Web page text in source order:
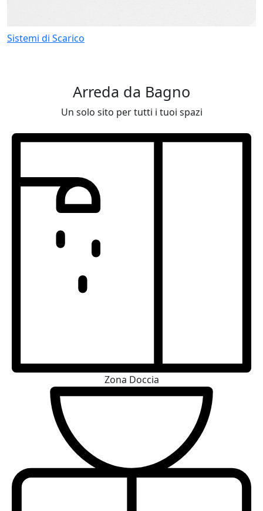
Sistemi di Scarico
Arreda da Bagno
Un solo sito per tutti i tuoi spazi
Zona Doccia